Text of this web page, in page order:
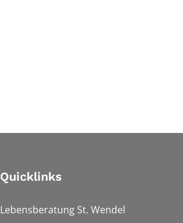
Quicklinks
Lebensberatung St. Wendel